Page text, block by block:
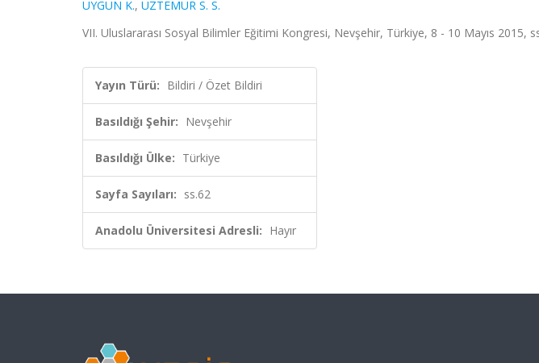
UYGUN K., ÜZTEMUR S. S.
VII. Uluslararası Sosyal Bilimler Eğitimi Kongresi, Nevşehir, Türkiye, 8 - 10 Mayıs 2015,
Yayın Türü: Bildiri / Özet Bildiri
Basıldığı Şehir: Nevşehir
Basıldığı Ülke: Türkiye
Sayfa Sayıları: ss.62
Anadolu Üniversitesi Adresli: Hayır